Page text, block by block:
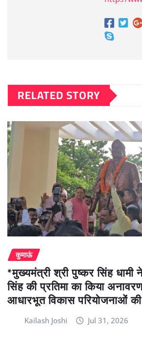
RELATED STORY
कुमाऊं
*मुख्यमंत्री श्री पुष्कर सिंह
सिंह की प्रतिमा का किया
आधारभूत विकास परियोजनाओं की
Kailash Joshi Jul 31, 2026